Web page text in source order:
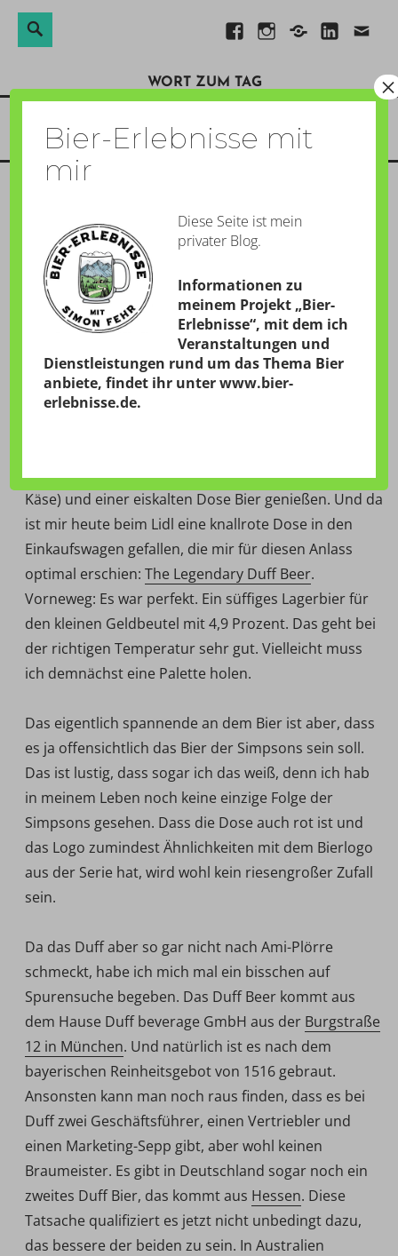
Direkt
Inhalt
FacebookInstagram
Xing Linkedin
E-
Suche
WORT ZUM TAG
Menü
REVERSE PRODUCT-
PLACEMENT
GESCHRIEBEN AM: 11. AUGUST 2017
Simon
21:48 Uhr – Es klingt zwar traurig und langweilig, aber
Käse-Aufback-Pizza (4-Käse-Aufback-Pizza mit extra
Käse) und einer eiskalten Dose Bier genießen. Und da
ist mir heute beim Lidl eine knallrote Dose in den
Einkaufswagen gefallen, die mir für diesen Anlass
optimal erschien: The Legendary Duff Beer.
Vorneweg: Es war perfekt. Ein süffiges Lagerbier für
den kleinen Geldbeutel mit 4,9 Prozent. Das geht bei
der richtigen Temperatur sehr gut. Vielleicht muss
ich demnächst eine Palette holen.
Das eigentlich spannende an dem Bier ist aber, dass
es ja offensichtlich das Bier der Simpsons sein soll.
Das ist lustig, dass sogar ich das weiß, denn ich hab
in meinem Leben noch keine einzige Folge der
Simpsons gesehen. Dass die Dose auch rot ist und
das Logo zumindest Ähnlichkeiten mit dem Bierlogo
aus der Serie hat, wird wohl kein riesengroßer Zufall
sein.
Da das Duff aber so gar nicht nach Ami-Plörre
schmeckt, habe ich mich mal ein bisschen auf
Spurensuche begeben. Das Duff Beer kommt aus
dem Hause Duff beverage GmbH aus der Burgstraße
12 in München. Und natürlich ist es nach dem
bayerischen Reinheitsgebot von 1516 gebraut.
Ansonsten kann man noch raus finden, dass es bei
Duff zwei Geschäftsführer, einen Vertriebler und
einen Marketing-Sepp gibt, aber wohl keinen
Braumeister. Es gibt in Deutschland sogar noch ein
zweites Duff Bier, das kommt aus Hessen. Diese
Tatsache qualifiziert es jetzt nicht unbedingt dazu,
das bessere der beiden zu sein. In Australien
Bier-Erlebnisse mit
mir
Diese Seite ist mein
privater Blog.
Informationen zu
meinem Projekt „Bier-
Erlebnisse“, mit dem ich
Veranstaltungen und
Dienstleistungen rund um das Thema Bier
anbiete, findet ihr unterwww.bier-
erlebnisse.de.
×